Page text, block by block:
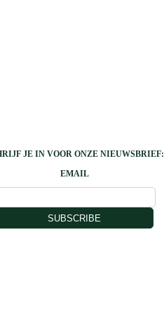
JE IN VOOR ONZE NIEUWSBRIEF:
EMAIL
SUBSCRIBE